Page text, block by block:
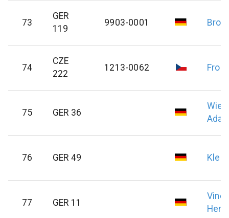
73
GER
119
9903-0001
74
CZE
222
1213-0062
75 GER 36
76 GER 49 Klein
77 GER 11